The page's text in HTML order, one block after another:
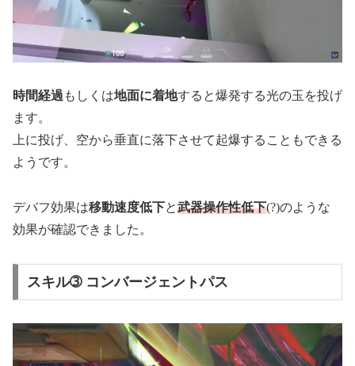
時間経過もしくは地面に着地すると爆発する光の玉を投げ
ます。
上に投げ、空から垂直に落下させて起爆することもできる
ようです。
デバフ効果は移動速度低下と武器操作性低下(?)のような
効果が確認できました。
スキル➂ コンバージェントパス